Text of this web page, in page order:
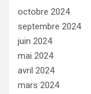
octobre 2024
septembre 2024
juin 2024
mai 2024
avril 2024
mars 2024